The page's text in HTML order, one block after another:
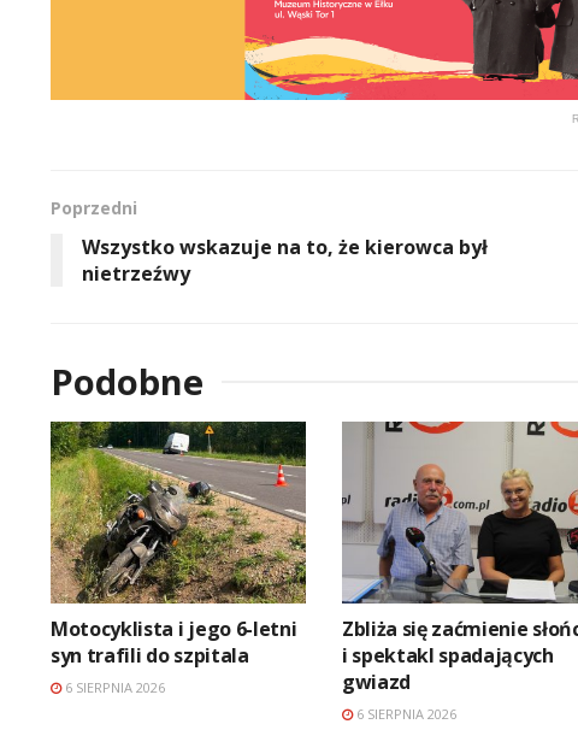
Poprzedni
Wszystko wskazuje na to, że kierowca był
nietrzeźwy
Podobne
Motocyklista i jego 6-letni
syn trafili do szpitala
6 SIERPNIA 2026
Zbliża się zaćmienie
i spektakl spadających
gwiazd
6 SIERPNIA 2026